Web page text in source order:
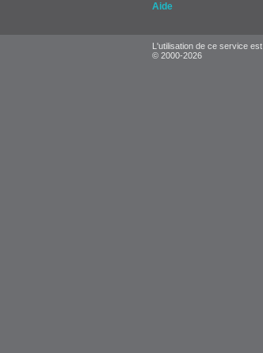
Aide
L'utilisation de ce service
© 2000-2026